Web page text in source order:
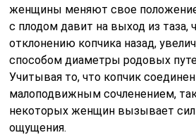
женщины меняют свое
с плодом давит на выход из таза,
отклонению копчика назад,
способом диаметры родовых
Учитывая то, что копчик
малоподвижным сочленением,
некоторых женщин вызывает
ощущения.